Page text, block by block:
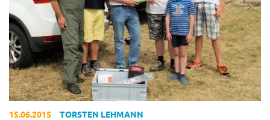
15.06.2015 TORSTEN LEHMANN